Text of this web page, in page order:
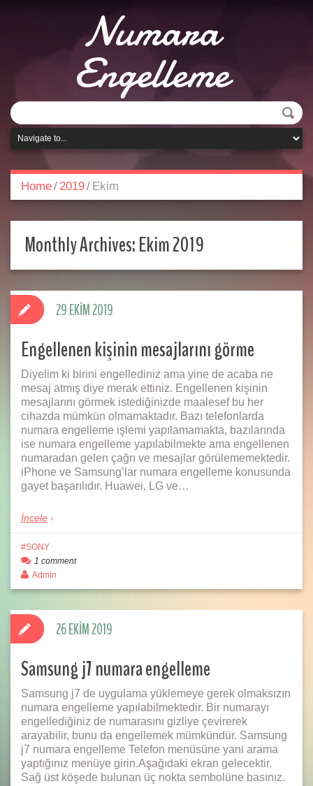
Numara
Engelleme
Home/ 2019/ Ekim
Monthly Archives:Ekim 2019
Engellenen kişinin mesajlarını görme
Diyelim ki birini engellediniz ama yine de acaba ne
mesaj atmış diye merak ettiniz. Engellenen kişinin
mesajlarını görmek istediğinizde maalesef bu her
cihazda mümkün olmamaktadır. Bazı telefonlarda
numara engelleme işlemi yapılamamakta, bazılarında
ise numara engelleme yapılabilmekte ama engellenen
numaradan gelen çağrı ve mesajlar görülememektedir.
iPhone ve Samsung’lar numara engelleme konusunda
gayet başarılıdır. Huawei, LG ve…
İncele
29 EKIM 2019
SONY
1 comment
Admin
Samsung j7 numara engelleme
Samsung j7 de uygulama yüklemeye gerek olmaksızın
numara engelleme yapılabilmektedir. Bir numarayı
engellediğiniz de numarasını gizliye çevirerek
arayabilir, bunu da engellemek mümkündür. Samsung
j7 numara engelleme Telefon menüsüne yani arama
yaptığınız menüye girin.Aşağıdaki ekran gelecektir.
Sağ üst köşede bulunan üç nokta sembolüne basınız.
26 EKIM 2019